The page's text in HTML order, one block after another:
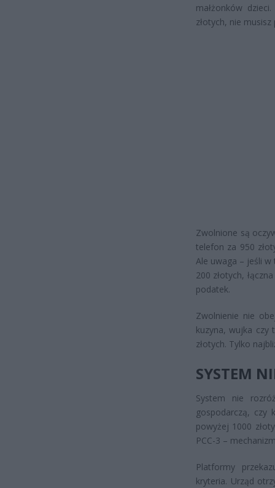
małżonków
złotych, nie musisz
Zwolnione są
telefon za 950
Ale uwaga – jeśli
200 złotych,
podatek.
Zwolnienie nie
kuzyna, wujka czy
złotych. Tylko
SYSTEM
System nie
gospodarczą, czy
powyżej 1000
PCC-3 –
Platformy
kryteria. Urząd